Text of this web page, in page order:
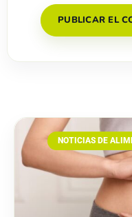
NOTICIAS DE